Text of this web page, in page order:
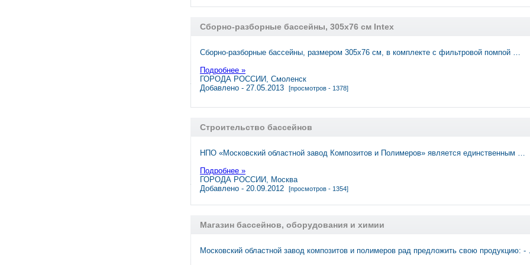
Сборно-разборные бассейны, 305х76 см Intex
Сборно-разборные бассейны, размером 305х76 см, в комплекте с фильтровой помпой …
Подробнее »
ГОРОДА РОССИИ, Смоленск
Добавлено - 27.05.2013
[просмотров - 1378]
Строительство бассейнов
НПО «Московский областной завод Композитов и Полимеров» является единственным …
Подробнее »
ГОРОДА РОССИИ, Москва
Добавлено - 20.09.2012
[просмотров - 1354]
Магазин бассейнов, оборудования и химии
Московский областной завод композитов и полимеров рад предложить свою продукцию: